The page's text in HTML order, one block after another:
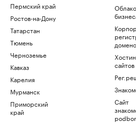
Пермский край
Ростов-на-Дону
Татарстан
Тюмень
Черноземье
Кавказ
Карелия
Мурманск
Приморский
край
сайтов
Сайт